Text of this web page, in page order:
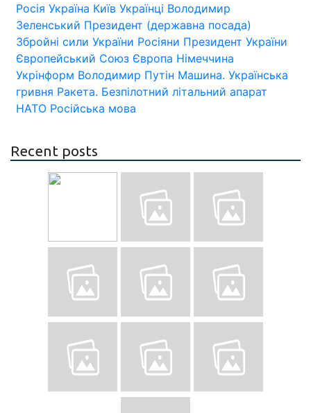
Росія Україна Київ Українці Володимир
Зеленський Президент (державна посада)
Збройні сили України Росіяни Президент України
Європейський Союз Європа Німеччина
Укрінформ Володимир Путін Машина. Українська
гривня Ракета. Безпілотний літальний апарат
НАТО Російська мова
Recent posts